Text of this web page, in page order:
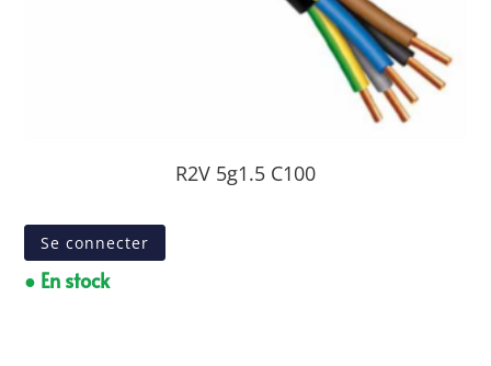
R2V 5g1.5 C100
Se connecter
● En stock